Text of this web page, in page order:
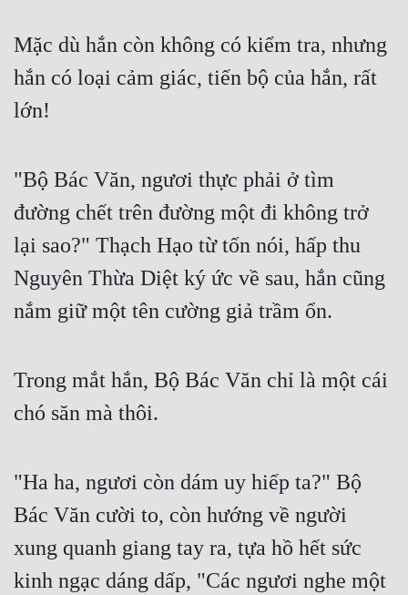
Mặc dù hắn còn không có kiểm tra, nhưng
hắn có loại cảm giác, tiến bộ của hắn, rất
lớn!
"Bộ Bác Văn, ngươi thực phải ở tìm
đường chết trên đường một đi không trở
lại sao?" Thạch Hạo từ tốn nói, hấp thu
Nguyên Thừa Diệt ký ức về sau, hắn cũng
nắm giữ một tên cường giả trầm ổn.
Trong mắt hắn, Bộ Bác Văn chỉ là một cái
chó săn mà thôi.
"Ha ha, ngươi còn dám uy hiếp ta?" Bộ
Bác Văn cười to, còn hướng về người
xung quanh giang tay ra, tựa hồ hết sức
kinh ngạc dáng dấp, "Các ngươi nghe một